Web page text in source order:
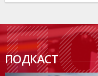
ПОДКАСТ